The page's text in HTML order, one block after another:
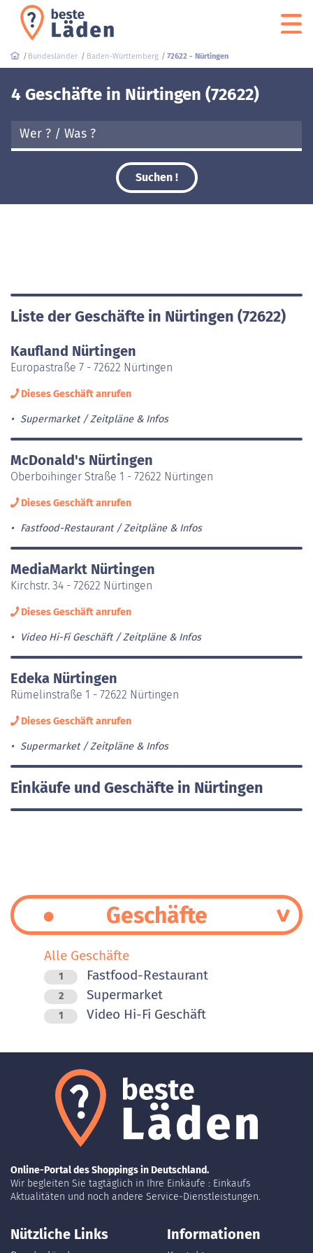
Bundesländer Baden-Württemberg 72622 - Nürtingen
4 Geschäfte in Nürtingen (72622)
Suchen !
Liste der Geschäfte in Nürtingen (72622)
Kaufland Nürtingen
Europastraße 7 - 72622 Nürtingen
Dieses Geschäft anrufen
Supermarket Zeitpläne & Infos
McDonald's Nürtingen
Oberboihinger Straße 1 - 72622 Nürtingen
Dieses Geschäft anrufen
Fastfood-Restaurant Zeitpläne & Infos
MediaMarkt Nürtingen
Kirchstr. 34 - 72622 Nürtingen
Dieses Geschäft anrufen
Video Hi-Fi Geschäft Zeitpläne & Infos
Edeka Nürtingen
Rümelinstraße 1 - 72622 Nürtingen
Dieses Geschäft anrufen
Supermarket Zeitpläne & Infos
Einkäufe und Geschäfte in Nürtingen
Geschäfte
Alle Geschäfte
1 Fastfood-Restaurant
2 Supermarket
1 Video Hi-Fi Geschäft
Online-Portal des Shoppings in Deutschland.
Wir begleiten Sie tagtäglich in Ihre Einkäufe : Einkaufs
Aktualitäten und noch andere Service-Dienstleistungen.
Nützliche Links Informationen